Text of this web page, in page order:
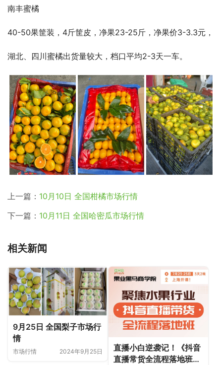
南丰蜜橘
40-50果筐装，4斤筐皮，净果23-25斤，净果价3-3.3元，
湖北、四川蜜橘出货量较大，档口平均2-3天一车。
上一篇： 10月10日 全国柑橘市场行情
下一篇： 10月11日 全国哈密瓜市场行情
相关新闻
9月25日 全国梨子市场行
情
市场行情 2024年9月25日
直播小白逆袭记！《抖音
直播常货全流程落地班》